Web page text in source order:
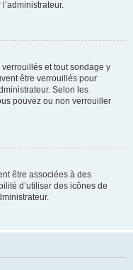
et tout sondage y
être verrouillés pour
Selon les
pouvez ou non verrouiller
être associées à des
d’utiliser des icônes de